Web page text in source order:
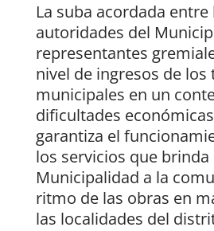
La suba acordada entre
autoridades del
representantes
nivel de ingresos de los
municipales en un
dificultades
garantiza el
los servicios que brinda
Municipalidad a la
ritmo de las obras en
las localidades del